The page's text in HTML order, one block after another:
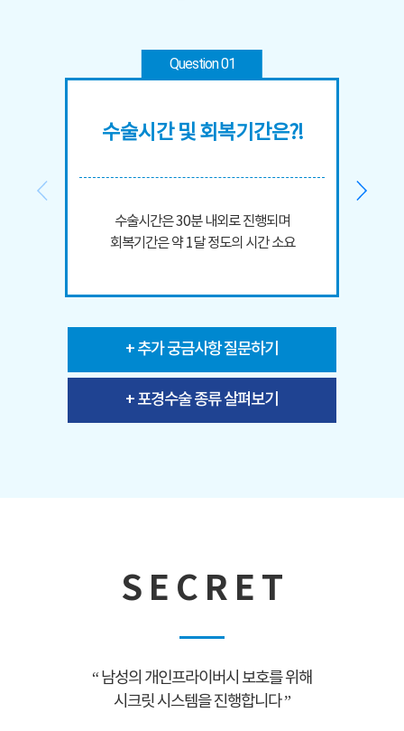
Question 01
수술시간 및 회복기간은?!
수술시간은 30분 내외로 진행되며
회복기간은 약 1달 정도의 시간 소요
+ 추가 궁금사항 질문하기
+ 포경수술 종류 살펴보기
S E C R E T
“ 남성의 개인프라이버시 보호를 위해
시크릿 시스템을 진행합니다 ”